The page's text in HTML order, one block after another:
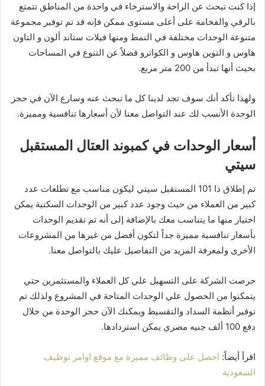
إذا كنت تبحث عن الراحة والاسترخاء في واحدة من المناطق تتمتع
بالرقي والفخامة على أعلى مستوى ممكن فإنه قد تم توفير مجموعة
متنوعة الوحدات مختلفة في النمط ومنها فيلات ستاند ألون و التاون
هاوس و التوين هاوس و الكواترو فضلاً عن التنوع في المساحات
بحيث أنها تبدأ من 200 متر مربع.
ولهذا تأكد أنك سوف تجد لدينا كل ما تبحث عنه وسارع الآن في حجز
الوحدة الأنسب لك عند التواصل معنا لأن أسعارها تنافسية ومميزة.
أسعار الوحدات في كمبوند العتال المستقبل
سيتي
تم إطلاق ذا 101 المستقبل سيتي ليكون مناسب مع تطلعات عدد
كبير من العملاء من حيث وجود عدد كبير من الوحدات السكنية يمكن
اختيار منها ما يتناسب معك بالإضافة إلى أنه تم تقديم الوحدات
بأسعار تنافسية مميزة جداً لتكون أفضل من غيرها من المشروعات
الأخرى ولمعرفة المزيد من التفاصيل عليك بالتواصل معنا.
حرصت الشركة على التسهيل علي كل العملاء والمستثمرين حتي
يتمكنوا من الحصول علي الوحدات المتاحة في المشروع ولذلك تم
توفير أنظمة السداد والتقسيط ويمكنك الآن حجز الوحدة من خلال
دفع 100 ألف جنيه مصري يمكن استردادها.
اقرأ أيضاً: احصل على وظائف مميزة مع موقع اوامر توظيف
السعودية